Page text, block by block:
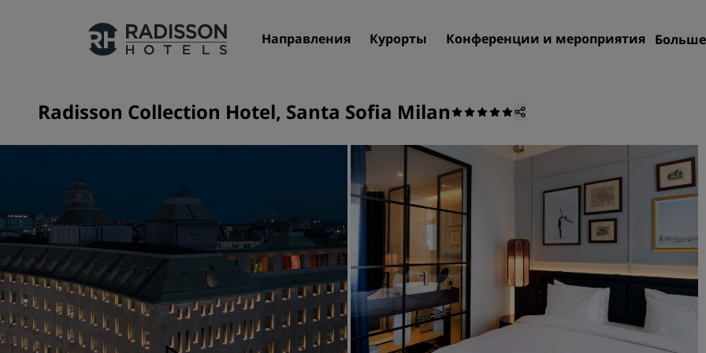
Направления Курорты Конференции и мероприятия Больше
Наши бренды
Курорты
Апартаменты с
Отели при аэропорте
Новые и будущие отели
Конференции и
Откройте для себя
Radisson Collection Hotel, Santa Sofia Milan